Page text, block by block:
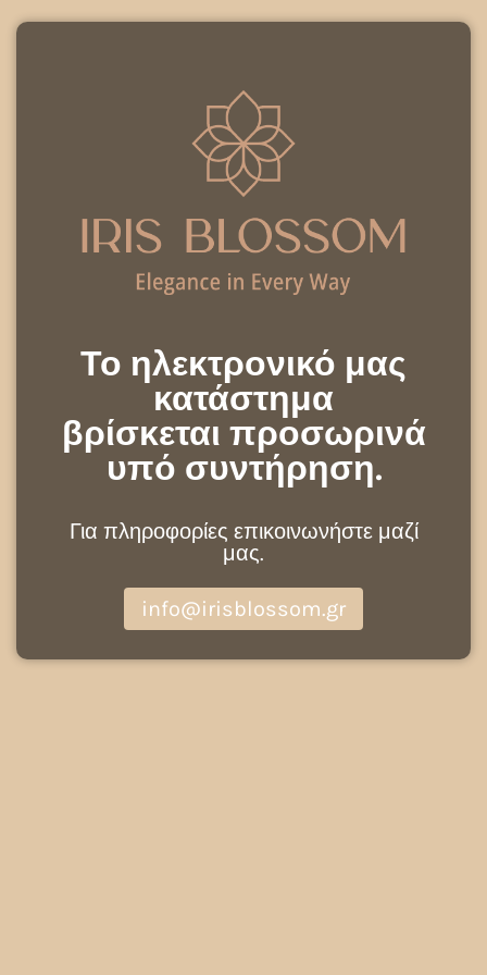
Το ηλεκτρονικό μας
κατάστημα
βρίσκεται προσωρινά
υπό συντήρηση.
Για πληροφορίες επικοινωνήστε μαζί
μας.
info@irisblossom.gr